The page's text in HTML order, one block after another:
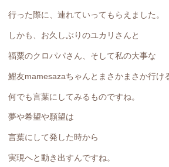
行った際に、連れていってもらえました。
しかも、お久しぶりのユカリさんと
福粟のクロパパさん、そして私の大事な
鯉友mamesazaちゃんとまさかまさか行け
何でも言葉にしてみるものですね。
夢や希望や願望は
言葉にして発した時から
実現へと動き出すんですね。